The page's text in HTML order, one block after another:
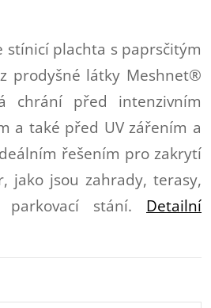
stínicí plachta s paprsčitým
prodyšné látky Meshnet®
chrání před intenzivním
a také před UV zářením a
řešením pro zakrytí
jako jsou zahrady, terasy,
stání.
Detailní